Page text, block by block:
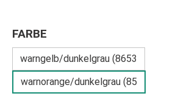
FARBE
warngelb/dunkelgrau (8653
warnorange/dunkelgrau (85